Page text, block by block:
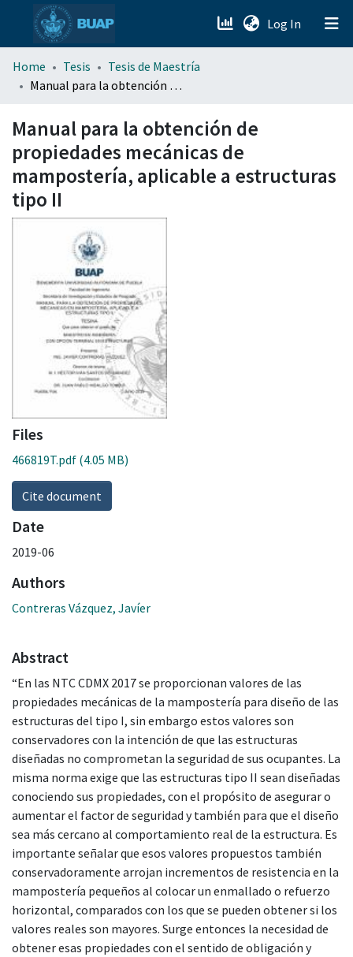
Log In (current)
menu.section.about_menu
Home Tesis
Tesis de Maestría
Manual para la obtención de propiedades mecánicas de mampostería, aplicable a estructuras tipo II
Manual para la obtención de
propiedades mecánicas de
mampostería, aplicable a estructuras
tipo II
Files
466819T.pdf (4.05 MB)
Cite document
Date
2019-06
Authors
Contreras Vázquez, Javíer
Abstract
“En las NTC CDMX 2017 se proporcionan valores de las
propiedades mecánicas de la mampostería para diseño de las
estructuras del tipo I, sin embargo estos valores son
conservadores con la intención de que las estructuras
diseñadas no comprometan la seguridad de sus ocupantes. La
misma norma exige que las estructuras tipo II sean diseñadas
conociendo sus propiedades, con el propósito de asegurar o
aumentar el factor de seguridad y también para que el diseño
sea más cercano al comportamiento real de la estructura. Es
importante señalar que esos valores propuestos también
conservadoramente arrojan incrementos de resistencia en la
mampostería pequeños al colocar un enmallado o refuerzo
horizontal, comparados con los que se pueden obtener si los
valores reales son mayores. Surge entonces la necesidad de
obtener esas propiedades con el sentido de obligación y